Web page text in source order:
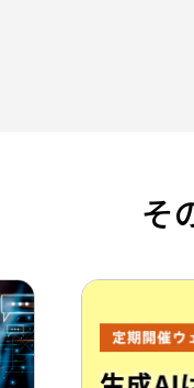
そ